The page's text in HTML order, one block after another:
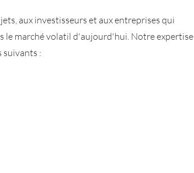
aux investisseurs et aux entreprises qui
le marché volatil d'aujourd'hui. Notre expertise
suivants :